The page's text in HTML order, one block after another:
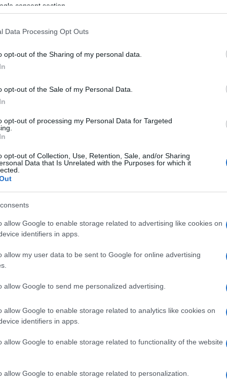
consent section.
Data Processing Opt Outs
opt-out of the Sharing of my personal data.
opt-out of the Sale of my Personal Data.
opt-out of processing my Personal Data for Targeted
opt-out of Collection, Use, Retention, Sale, and/or Sharing
Data that Is Unrelated with the Purposes for which it
allow Google to enable storage related to advertising like cookies on
identifiers in apps.
allow my user data to be sent to Google for online advertising
allow Google to send me personalized advertising.
allow Google to enable storage related to analytics like cookies on
identifiers in apps.
allow Google to enable storage related to functionality of the website
allow Google to enable storage related to personalization.
Lakers
Jamesha evidenziato luci e ombre: un
da un terzo quarto in cui la squadra ha
Secondo il capitano, la chiave è stata
i Lakers hanno «smesso di segnare e
OKC per prendere il controllo. Queste
la necessità di ritrovare
avversari attraverso una difesa più
la partita
determina l’inerzia della partita. Quando